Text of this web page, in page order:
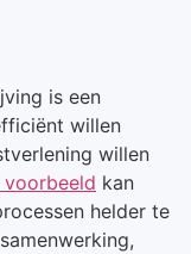
is een
willen
willen
kan
helder te